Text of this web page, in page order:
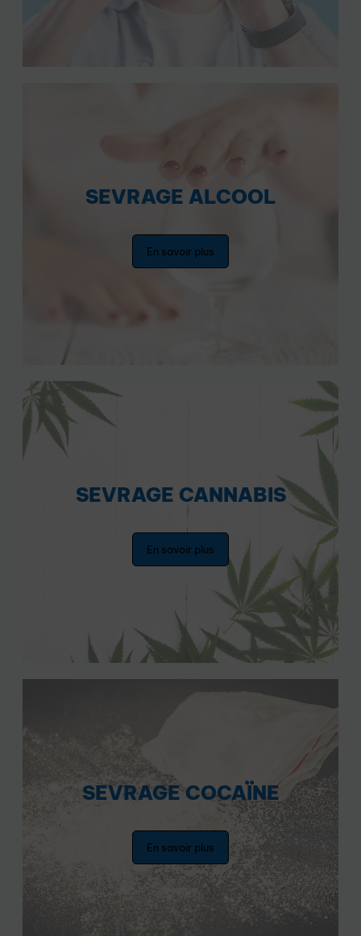
SEVRAGE ALCOOL
En savoir plus
SEVRAGE CANNABIS
En savoir plus
SEVRAGE COCAÏNE
En savoir plus